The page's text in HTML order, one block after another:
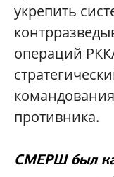
укрепить
операций
противника.
СМЕРШ был